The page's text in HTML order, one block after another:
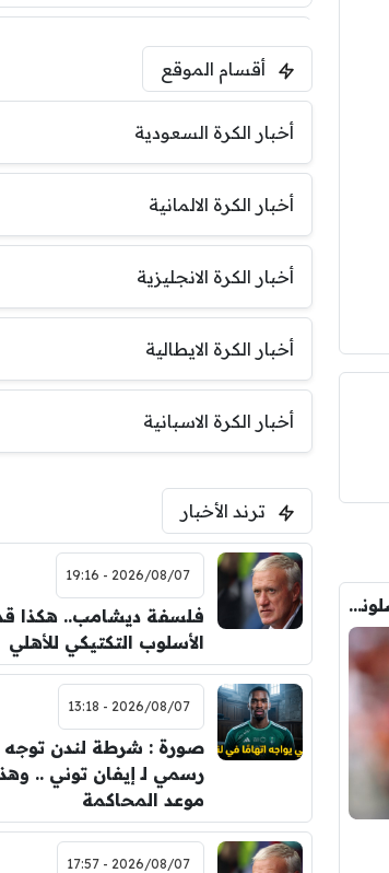
عاجل : مانشستر سيتي يرفض عرض برشلونة الاول لضم رودري.. ويسخر من قيمته
فرينتسفاروشي
مباراة ودية
اودينيزي
8:00 م
أقسام الموقع
أخبار الكرة السعودية
أخبار الكرة الالمانية
أخبار الكرة الانجليزية
أخبار الكرة الايطالية
أخبار الكرة الاسبانية
ترند الأخبار
2026/08/07 - 19:16
فلسفة ديشامب.. هكذا قد
الأسلوب التكتيكي للأهلي
2026/08/07 - 13:18
صورة : شرطة لندن توجه
رسمي لـ إيفان توني ..
موعد المحاكمة
2026/08/07 - 17:57